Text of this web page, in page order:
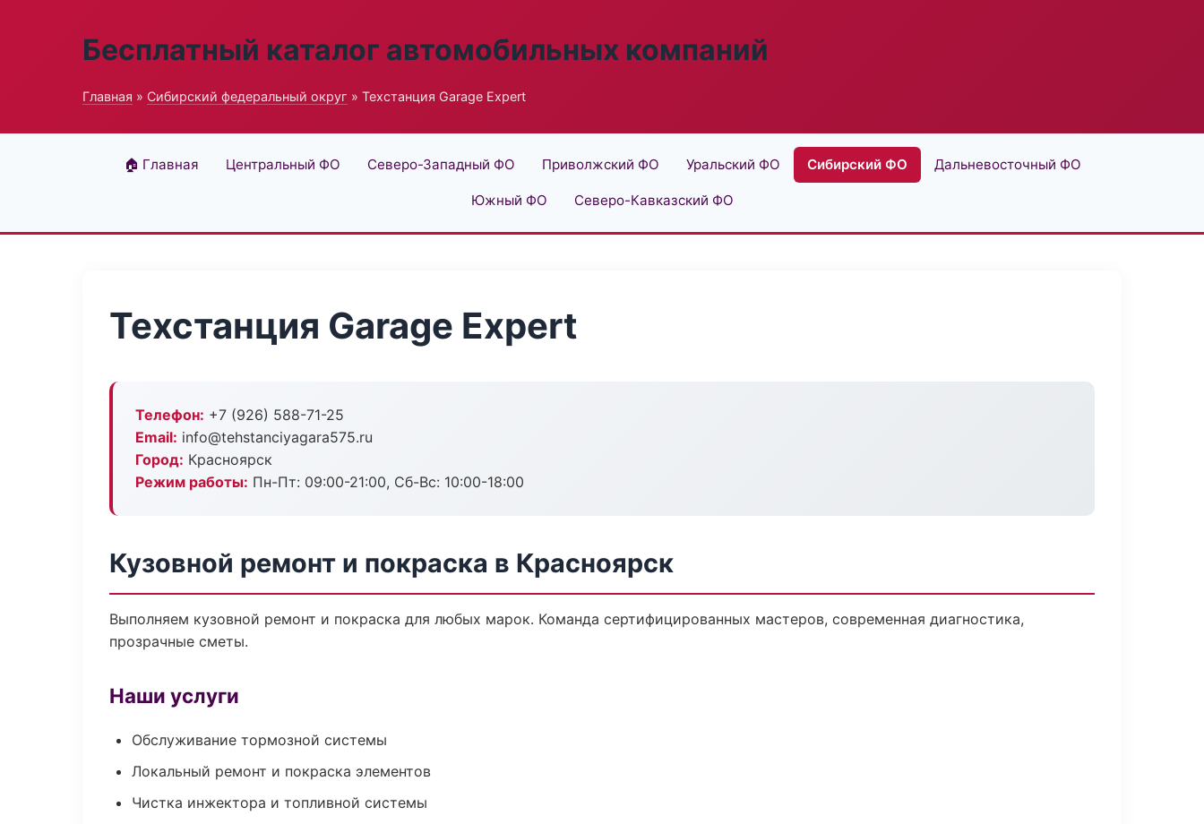
Бесплатный каталог автомобильных компаний
Главная » Сибирский федеральный округ » Техстанция Garage Expert
🏠 Главная Центральный ФО Северо-Западный ФО Приволжский ФО Уральский ФО Сибирский ФО Дальневосточный ФО
Южный ФО Северо-Кавказский ФО
Техстанция Garage Expert
Телефон: +7 (926) 588-71-25
Email: info@tehstanciyagara575.ru
Город: Красноярск
Режим работы: Пн-Пт: 09:00-21:00, Сб-Вс: 10:00-18:00
Кузовной ремонт и покраска в Красноярск
Выполняем кузовной ремонт и покраска для любых марок. Команда сертифицированных мастеров, современная диагностика,
прозрачные сметы.
Наши услуги
Обслуживание тормозной системы
Локальный ремонт и покраска элементов
Чистка инжектора и топливной системы